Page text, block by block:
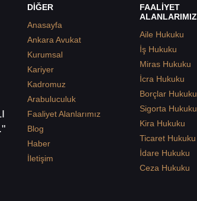
DİĞER
Anasayfa
Ankara Avukat
Kurumsal
Kariyer
Kadromuz
Arabuluculuk
Faaliyet Alanlarımız
Blog
Haber
İletişim
FAALİYET
ALANLARIMIZ
Aile Hukuku
İş Hukuku
Miras Hukuku
İcra Hukuku
Borçlar Hukuku
Sigorta Hukuku
Kira Hukuku
Ticaret Hukuku
İdare Hukuku
Ceza Hukuku